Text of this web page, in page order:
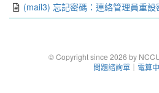
(mail3) 忘記密碼：連絡管理員重設
© Copyright since 2026 by
問題諮詢單 ｜ 電算